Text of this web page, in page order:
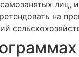
на